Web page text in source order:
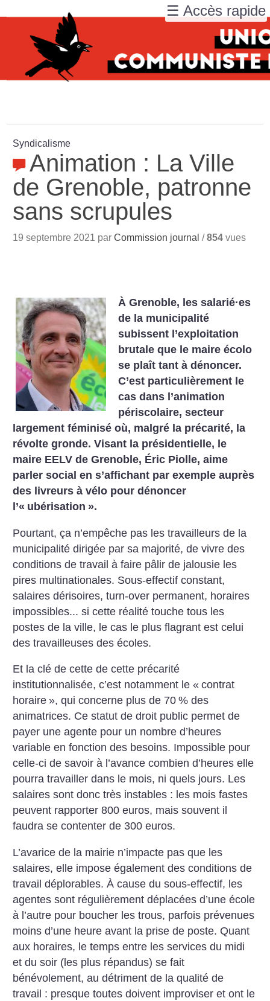
Syndicalisme
Animation : La Ville
de Grenoble, patronne
sans scrupules
19 septembre 2021 parCommission journal /854 vues
À Grenoble, les salarié·es
de la municipalité
subissent l’exploitation
brutale que le maire écolo
se plaît tant à dénoncer.
C’est particulièrement le
cas dans l’animation
périscolaire, secteur
largement féminisé où, malgré la précarité, la
révolte gronde. Visant la présidentielle, le
maire EELV de Grenoble, Éric Piolle, aime
parler social en s’affichant par exemple auprès
des livreurs à vélo pour dénoncer
l’« ubérisation ».
Pourtant, ça n’empêche pas les travailleurs de la
municipalité dirigée par sa majorité, de vivre des
conditions de travail à faire pâlir de jalousie les
pires multinationales. Sous-effectif constant,
salaires dérisoires, turn-over permanent, horaires
impossibles... si cette réalité touche tous les
postes de la ville, le cas le plus flagrant est celui
des travailleuses des écoles.
Et la clé de cette de cette précarité
institutionnalisée, c’est notamment le « contrat
horaire », qui concerne plus de 70 % des
animatrices. Ce statut de droit public permet de
payer une agente pour un nombre d’heures
variable en fonction des besoins. Impossible pour
celle-ci de savoir à l’avance combien d’heures elle
pourra travailler dans le mois, ni quels jours. Les
salaires sont donc très instables : les mois fastes
peuvent rapporter 800 euros, mais souvent il
faudra se contenter de 300 euros.
L’avarice de la mairie n’impacte pas que les
salaires, elle impose également des conditions de
travail déplorables. À cause du sous-effectif, les
agentes sont régulièrement déplacées d’une école
à l’autre pour boucher les trous, parfois prévenues
moins d’une heure avant la prise de poste. Quant
aux horaires, le temps entre les services du midi
et du soir (les plus répandus) se fait
bénévolement, au détriment de la qualité de
travail : presque toutes doivent improviser et ont le
☰ Accès rapide